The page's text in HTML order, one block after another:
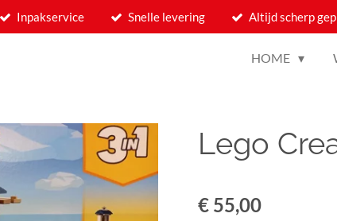
Inpakservice Snelle levering Altijd scherp
HOME
Lego
€ 55,00